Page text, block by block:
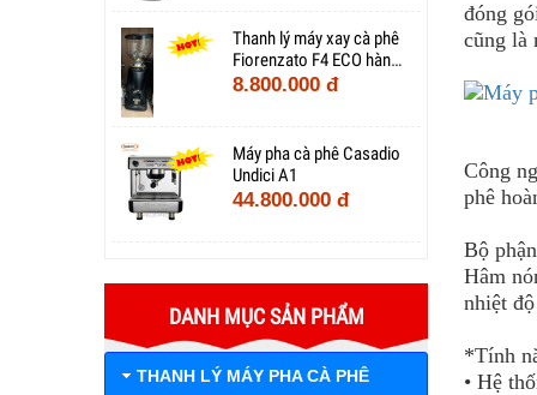
Thanh lý máy xay cà phê
Fiorenzato F4 ECO hàng
trưng bày
8.800.000 đ
Máy pha cà phê Casadio
Undici A1
44.800.000 đ
DANH MỤC SẢN PHẨM
THANH LÝ MÁY PHA CÀ PHÊ
đóng
cũng là
Công
phê
Bộ
Hâm
nhiệt
*Tính
• Hệ